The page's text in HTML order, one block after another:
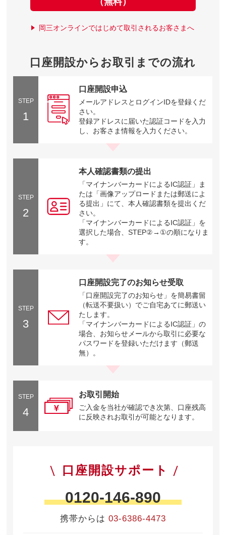
岡三オンラインではじめて取引されるお客さまへ
口座開設からお取引までの流れ
STEP
1
口座開設申込
メールアドレスとログインIDを登録くだ
さい。
登録アドレスに届いた認証コードを入力
し、お客さま情報を入力ください。
STEP
2
本人確認書類の提出
「マイナンバーカードによるIC認証」ま
たは「画像アップロードまたは郵送によ
る提出」にて、本人確認書類を提出くだ
さい。
「マイナンバーカードによるIC認証」を
選択した場合、STEP②→①の順になりま
す。
STEP
3
口座開設完了のお知らせ受取
「口座開設完了のお知らせ」を簡易書留
（転送不要扱い）でご自宅あてに郵送い
たします。
「マイナンバーカードによるIC認証」の
場合、お知らせメールから取引に必要な
パスワードを登録いただけます（郵送
無）。
STEP
4
お取引開始
ご入金を当社が確認でき次第、口座残高
に反映されお取引が可能となります。
口座開設サポート
0120-146-890
携帯からは 03-6386-4473